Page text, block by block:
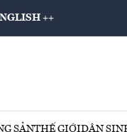
++
SẢNTHẾ GIỚIDÂN